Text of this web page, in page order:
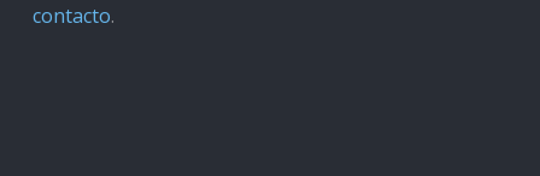
contacto.